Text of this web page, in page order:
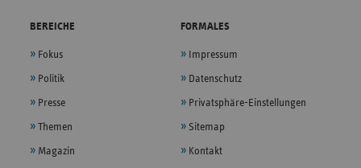
BEREICHE
Fokus
Politik
Presse
Themen
Magazin
FORMALES
Impressum
Datenschutz
Privatsphäre-Einstellungen
Sitemap
Kontakt